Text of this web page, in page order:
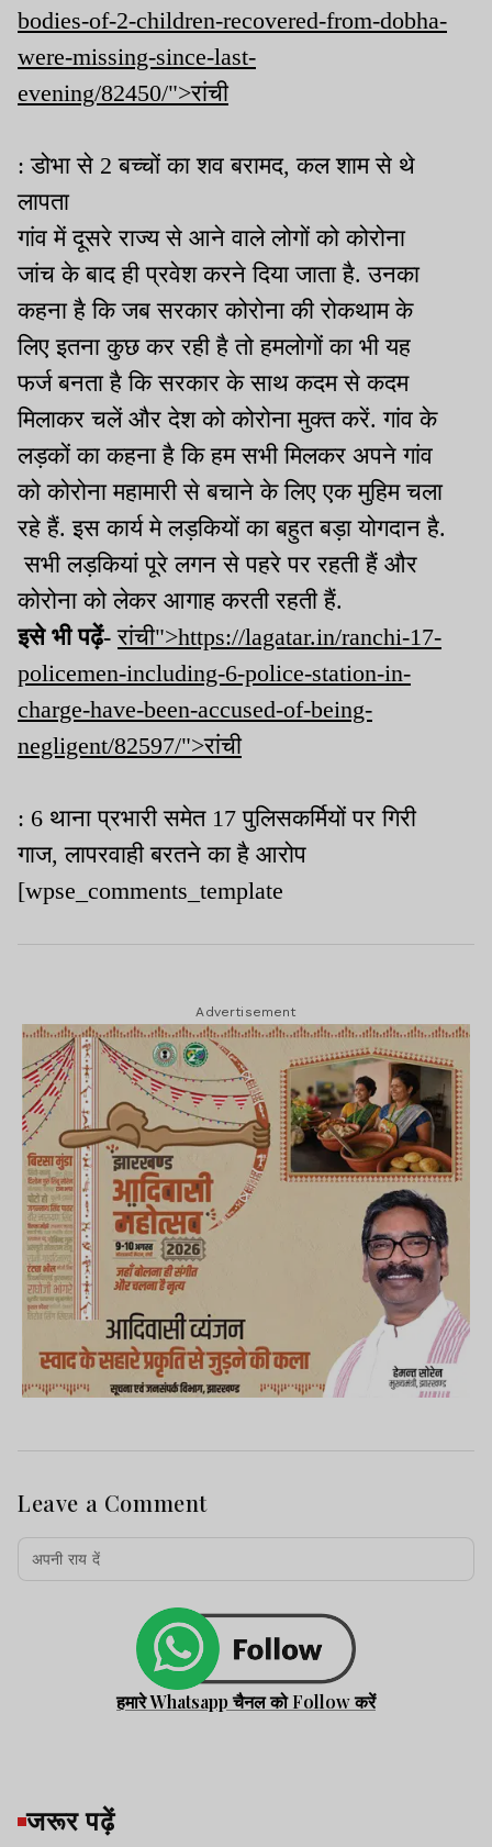
bodies-of-2-children-recovered-from-dobha-
were-missing-since-last-
evening/82450/">रांची
: डोभा से 2 बच्चों का शव बरामद, कल शाम से थे
लापता
गांव में दूसरे राज्य से आने वाले लोगों को कोरोना
जांच के बाद ही प्रवेश करने दिया जाता है. उनका
कहना है कि जब सरकार कोरोना की रोकथाम के
लिए इतना कुछ कर रही है तो हमलोगों का भी यह
फर्ज बनता है कि सरकार के साथ कदम से कदम
मिलाकर चलें और देश को कोरोना मुक्त करें. गांव के
लड़कों का कहना है कि हम सभी मिलकर अपने गांव
को कोरोना महामारी से बचाने के लिए एक मुहिम चला
रहे हैं. इस कार्य मे लड़कियों का बहुत बड़ा योगदान है.
सभी लड़कियां पूरे लगन से पहरे पर रहती हैं और
कोरोना को लेकर आगाह करती रहती हैं.
इसे भी पढ़ें- रांची">https://lagatar.in/ranchi-17-
policemen-including-6-police-station-in-
charge-have-been-accused-of-being-
negligent/82597/">रांची
: 6 थाना प्रभारी समेत 17 पुलिसकर्मियों पर गिरी
गाज, लापरवाही बरतने का है आरोप
[wpse_comments_template
Advertisement
Leave a Comment
हमारे Whatsapp चैनल को Follow करें
जरूर पढ़ें